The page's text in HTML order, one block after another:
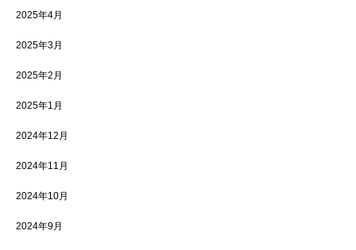
2025年4月
2025年3月
2025年2月
2025年1月
2024年12月
2024年11月
2024年10月
2024年9月